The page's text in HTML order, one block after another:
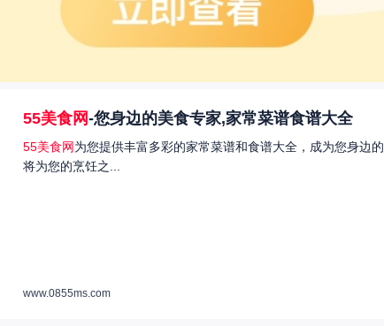
55美食网-您身边的美食专家,家常菜谱食谱大全
55美食网为您提供丰富多彩的家常菜谱和食谱大全，成为您身边的
将为您的烹饪之...
www.0855ms.com